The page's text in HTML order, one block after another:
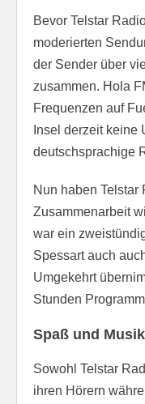
Bevor Telstar
moderierten
der Sender über
zusammen. Hola
Frequenzen auf
Insel derzeit keine
deutschsprachige
Nun haben
Zusammenarbeit
war ein
Spessart auch
Umgekehrt
Stunden
Spaß und
Sowohl Telstar
ihren Hörern